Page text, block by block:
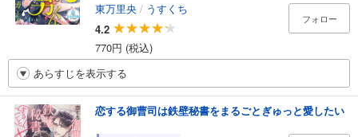
東万里央 / うすくち
4.2
770円 (税込)
フォロー
あらすじを表示する
恋する御曹司は鉄壁秘書をまるごとぎゅっと愛したい